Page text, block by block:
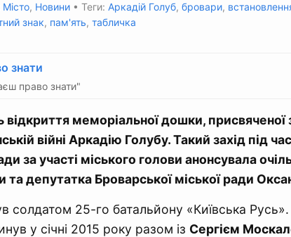
Місто, Новини • Теги: Аркадій Голуб, бровари,
знак, пам'ять, табличка
знати
право знати"
відкриття меморіальної дошки, присвяченої
війні Аркадію Голубу. Такий захід під
за участі міського голови анонсувала
та депутатка Броварської міської ради
солдатом 25-го батальйону «Київська
у січні 2015 року разом із Сергієм